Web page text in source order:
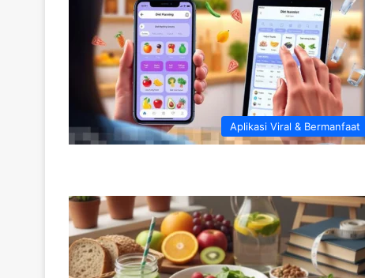
Aplikasi Viral & Bermanfaat